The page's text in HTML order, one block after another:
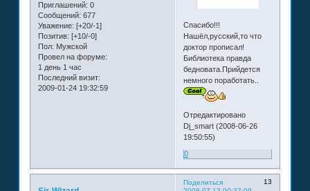
Приглашений: 0
Сообщений: 677
Уважение: [+20/-1]
Позитив: [+10/-0]
Пол: Мужской
Провел на форуме:
1 день 1 час
Последний визит:
2009-01-24 19:32:59
Спасибо!!!
Нашёл,русский,то что
доктор прописал!
Библиотека правда
бедновата.Прийдется
немного поработать..
Отредактировано
Dj_smart (2008-06-26
19:50:55)
0
Поделиться
13